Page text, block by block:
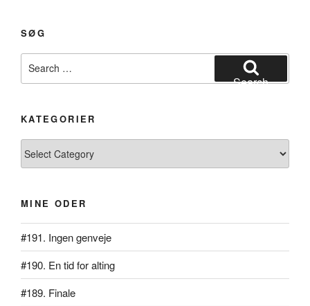
SØG
for:
Search
KATEGORIER
MINE ODER
#191. Ingen genveje
#190. En tid for alting
#189. Finale